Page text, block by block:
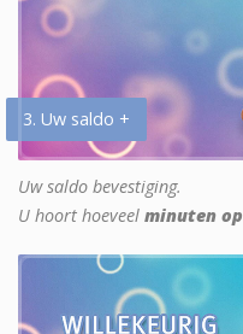
3. Uw saldo +
Uw saldo bevestiging.
U hoort hoeveel minuten